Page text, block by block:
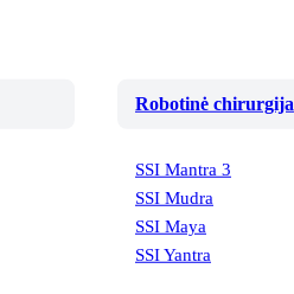
Robotinė chirurgija
SSI Mantra 3
SSI Mudra
SSI Maya
SSI Yantra